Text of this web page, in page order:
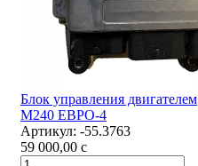
Блок управления двигателем
М240 ЕВРО-4
Артикул: -55.3763
59 000,00 c